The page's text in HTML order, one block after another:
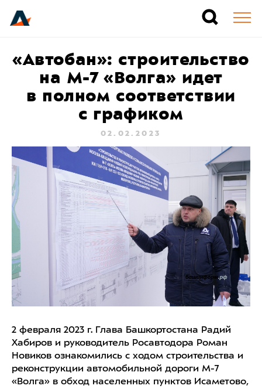
«Автобан»: строительство
на М-7 «Волга» идет
в полном соответствии
с графиком
02.02.2023
2 февраля 2023 г. Глава Башкортостана Радий
Хабиров и руководитель Росавтодора Роман
Новиков ознакомились с ходом строительства и
реконструкции автомобильной дороги М-7
«Волга» в обход населенных пунктов Исаметово,